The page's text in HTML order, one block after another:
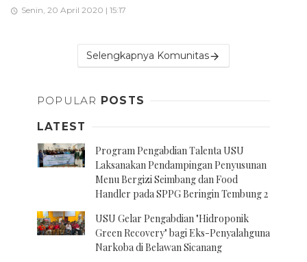
Senin, 20 April 2020 | 15:17
Selengkapnya Komunitas
POPULAR POSTS
LATEST
Program Pengabdian Talenta USU
Laksanakan Pendampingan Penyusunan
Menu Bergizi Seimbang dan Food
Handler pada SPPG Beringin Tembung 2
USU Gelar Pengabdian "Hidroponik
Green Recovery" bagi Eks-Penyalahguna
Narkoba di Belawan Sicanang